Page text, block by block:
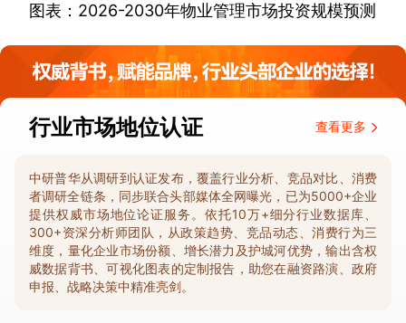
图表： 2026-2030年物业管理市场投资规模预测
行业市场地位认证 查看更多
中研普华从调研到认证发布，覆盖行业分析、竞品对比、消费
者调研全链条，同步联合头部媒体全网曝光，已为5000+企业
提供权威市场地位论证服务。依托10万+细分行业数据库、
300+资深分析师团队，从政策趋势、竞品动态、消费行为三
维度，量化企业市场份额、增长潜力及护城河优势，输出含权
威数据背书、可视化图表的定制报告，助您在融资路演、政府
申报、战略决策中精准亮剑。